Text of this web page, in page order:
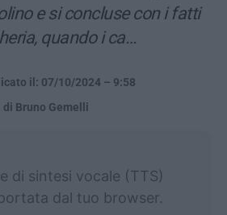
e si concluse con i fatti
quando i ca…
il: 07/10/2024 – 9:58
di Bruno Gemelli
di sintesi vocale (TTS)
dal tuo browser.